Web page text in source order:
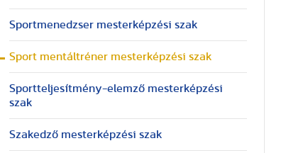
Sportmenedzser mesterképzési szak
Sport mentáltréner mesterképzési szak
Sportteljesítmény-elemző mesterképzési
szak
Szakedző mesterképzési szak